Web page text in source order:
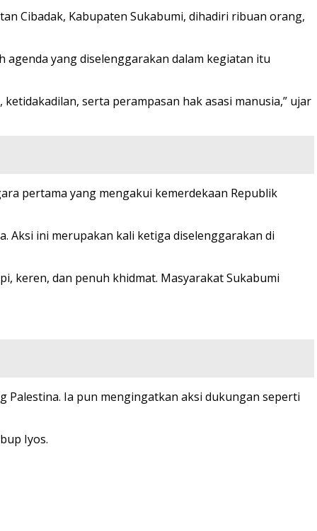
Cibadak, Kabupaten Sukabumi, dihadiri ribuan orang,
yang diselenggarakan dalam kegiatan itu
serta perampasan hak asasi manusia,” ujar
pertama yang mengakui kemerdekaan Republik
Aksi ini merupakan kali ketiga diselenggarakan di
keren, dan penuh khidmat. Masyarakat Sukabumi
Palestina. Ia pun mengingatkan aksi dukungan seperti
Iyos.